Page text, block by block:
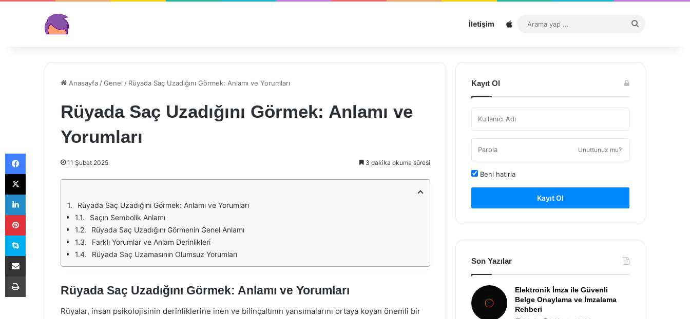
İletişim Sitemap
...
Anasayfa /Genel / Rüyada Saç Uzadığını Görmek: Anlamı ve Yorumları
Rüyada Saç Uzadığını Görmek: Anlamı ve
Yorumları
11 Şubat 2025 3 dakika okuma süresi
Rüyada Saç Uzadığını Görmek: Anlamı ve Yorumları
Saçın Sembolik Anlamı
Rüyada Saç Uzadığını Görmenin Genel Anlamı
Farklı Yorumlar ve Anlam Derinlikleri
Rüyada Saç Uzamasının Olumsuz Yorumları
Rüyada Saç Uzadığını Görmek: Anlamı ve Yorumları
Rüyalar, insan psikolojisinin derinliklerine inen ve bilinçaltının yansımalarını ortaya koyan önemli bir
Kayıt Ol
Unuttunuz mu?
Beni hatırla
Kayıt Ol
Son Yazılar
Elektronik İmza ile Güvenli
Belge Onaylama ve İmzalama
Rehberi
Facebook
X
LinkedIn
Pinterest
Skype
E-Posta ile paylaş